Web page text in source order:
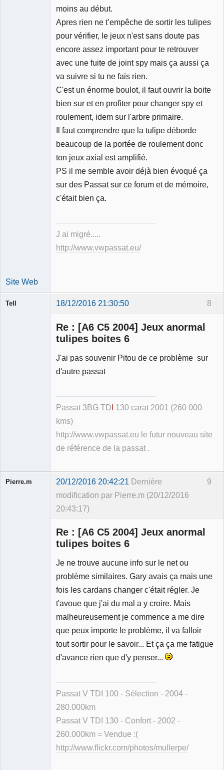
moins au début.
Apres rien ne t’empêche de sortir les tulipes
pour vérifier, le jeux n'est sans doute pas
encore assez important pour te retrouver
avec une fuite de joint spy mais ça aussi ça
va suivre si tu ne fais rien.
C'est un énorme boulot, il faut ouvrir la boite
bien sur et en profiter pour changer spy et
roulement, idem sur l'arbre primaire.
Il faut comprendre que la tulipe déborde
beaucoup de la portée de roulement donc
ton jeux axial est amplifié.
PS il me semble avoir déjà bien évoqué ça
sur des Passat sur ce forum et de mémoire,
c'était bien ça.
J ai migré.....
http://www.vwpassat.eu/
Site Web
8
Tell 18/12/2016 21:30:50
Re : [A6 C5 2004] Jeux anormal
tulipes boites 6
J'ai pas souvenir Pitou de ce problème sur
d'autre passat
Passat 3BG TD 130 carat 2001 (260 000
kms)
http://www.vwpassat.eu le futur nouveau site
de référence de la passat .
9
Pierre.m 20/12/2016 20:42:21 Dernière
modification par Pierre.m (20/12/2016
20:43:17)
Re : [A6 C5 2004] Jeux anormal
tulipes boites 6
Je ne trouve aucune info sur le net ou
problème similaires. Gary avais ça mais une
fois les cardans changer c'était régler. Je
t'avoue que j'ai du mal a y croire. Mais
malheureusement je commence a me dire
que peux importe le problème, il va falloir
tout sortir pour le savoir... Et ça ça me fatigue
d'avance rien que d'y penser...
Passat V TDI 100 - Sélection - 2004 -
280.000km
Passat V TDI 130 - Confort - 2002 -
260.000km = Vendue :(
http://www.flickr.com/photos/mullerpe/